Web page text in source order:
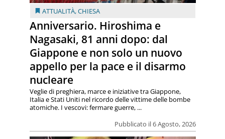
ATTUALITÀ,CHIESA
Anniversario. Hiroshima e
Nagasaki, 81 anni dopo: dal
Giappone e non solo un nuovo
appello per la pace e il disarmo
nucleare
Pubblicato il 6 Agosto, 2026
Veglie di preghiera, marce e iniziative tra Giappone,
Italia e Stati Uniti nel ricordo delle vittime delle bombe
atomiche. I vescovi: fermare guerre, ...